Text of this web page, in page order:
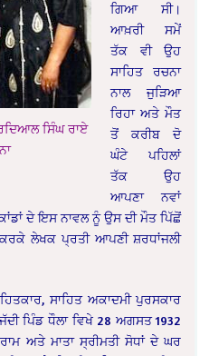
ਸਿੰਘ ਰਾਏ
ਗਿਆ ਸੀ।
ਆਖ਼ਰੀ ਸਮੇਂ
ਤੱਕ ਵੀ ਉਹ
ਸਾਹਿਤ ਰਚਨਾ
ਨਾਲ ਜੁੜਿਆ
ਰਿਹਾ ਅਤੇ ਮੌਤ
ਤੋਂ ਕਰੀਬ ਦੋ
ਘੰਟੇ ਪਹਿਲਾਂ
ਤੱਕ ਉਹ
ਆਪਣਾ ਨਵਾਂ
ਦੇ ਇਸ ਨਾਵਲ ਨੂੰ ਉਸ ਦੀ ਮੌਤ ਪਿੱਛੋਂ
ਲੇਖਕ ਪ੍ਰਤੀ ਆਪਣੀ ਸ਼ਰਧਾਂਜਲੀ
ਸਾਹਿਤ ਅਕਾਦਮੀ ਪੁਰਸਕਾਰ
ਪਿੰਡ ਧੌਲਾ ਵਿਖੇ 28 ਅਗਸਤ 1932
ਅਤੇ ਮਾਤਾ ਸ੍ਰੀਮਤੀ ਸੋਧਾਂ ਦੇ ਘਰ